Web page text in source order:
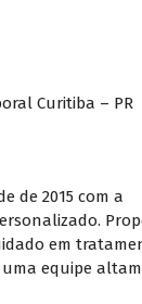
Curitiba – PR
de 2015 com a
em
uma equipe